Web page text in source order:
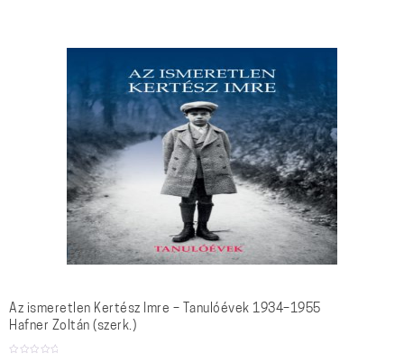
Az ismeretlen Kertész Imre – Tanulóévek 1934–1955
Hafner Zoltán (szerk.)